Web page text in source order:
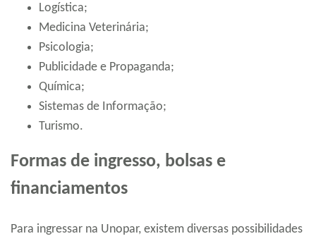
Logística;
Medicina Veterinária;
Psicologia;
Publicidade e Propaganda;
Química;
Sistemas de Informação;
Turismo.
Formas de ingresso, bolsas e
financiamentos
Para ingressar na Unopar, existem diversas possibilidades